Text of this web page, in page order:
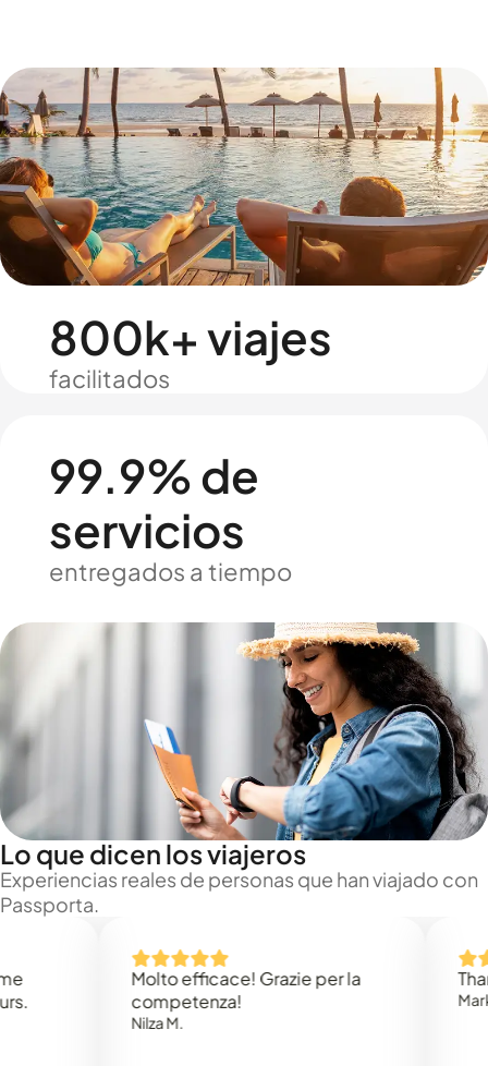
800k+ viajes
facilitados
99.9% de
servicios
entregados a tiempo
Lo que dicen los viajeros
Experiencias reales de personas que han viajado con
Passporta.
Molto efficace! Grazie per la
competenza!
Nilza M.
Thank
Mark N.